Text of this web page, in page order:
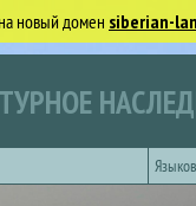
новый домен siberian-